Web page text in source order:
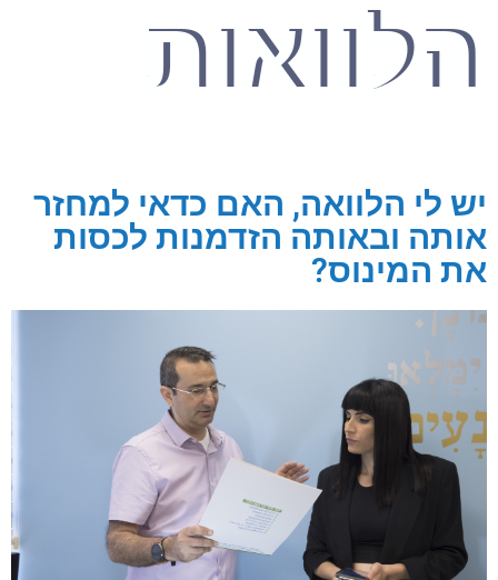
הלוואות
יש לי הלוואה, האם כדאי למחזר
אותה ובאותה הזדמנות לכסות
את המינוס?